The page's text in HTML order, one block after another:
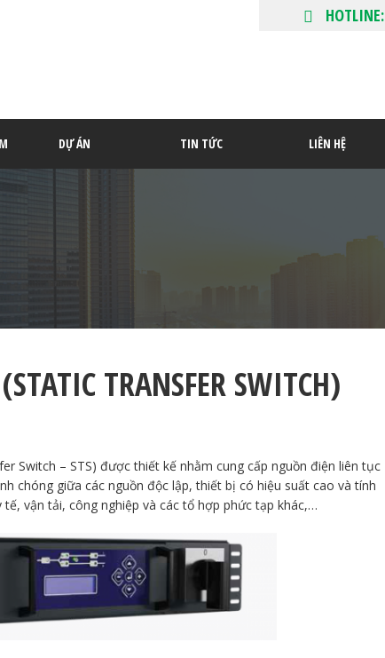
HOTLINE:
DỰ ÁN TIN TỨC LIÊN HỆ
TRANSFER SWITCH)
Switch – STS) được thiết kế nhằm cung cấp nguồn điện liên tục
chóng giữa các nguồn độc lập, thiết bị có hiệu suất cao và tính
vận tải, công nghiệp và các tổ hợp phức tạp khác,…